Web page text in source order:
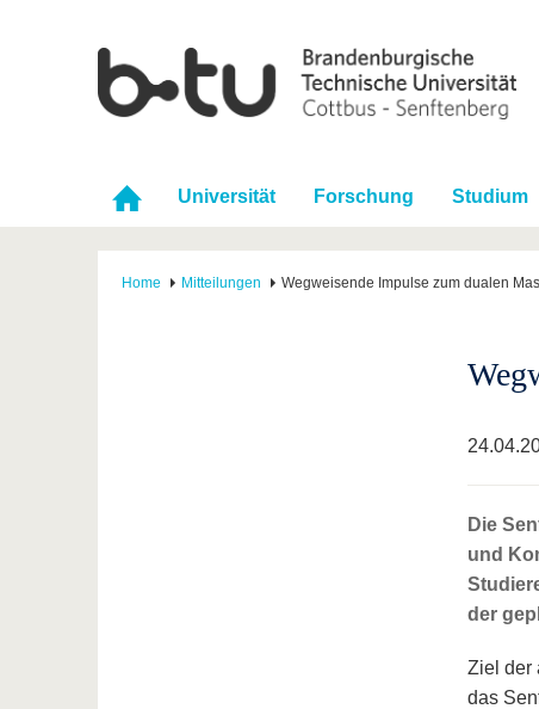
Universität Forschung Studium
Home Mitteilungen Wegweisende Impulse zum dualen
Die
und
der
Ziel der
das